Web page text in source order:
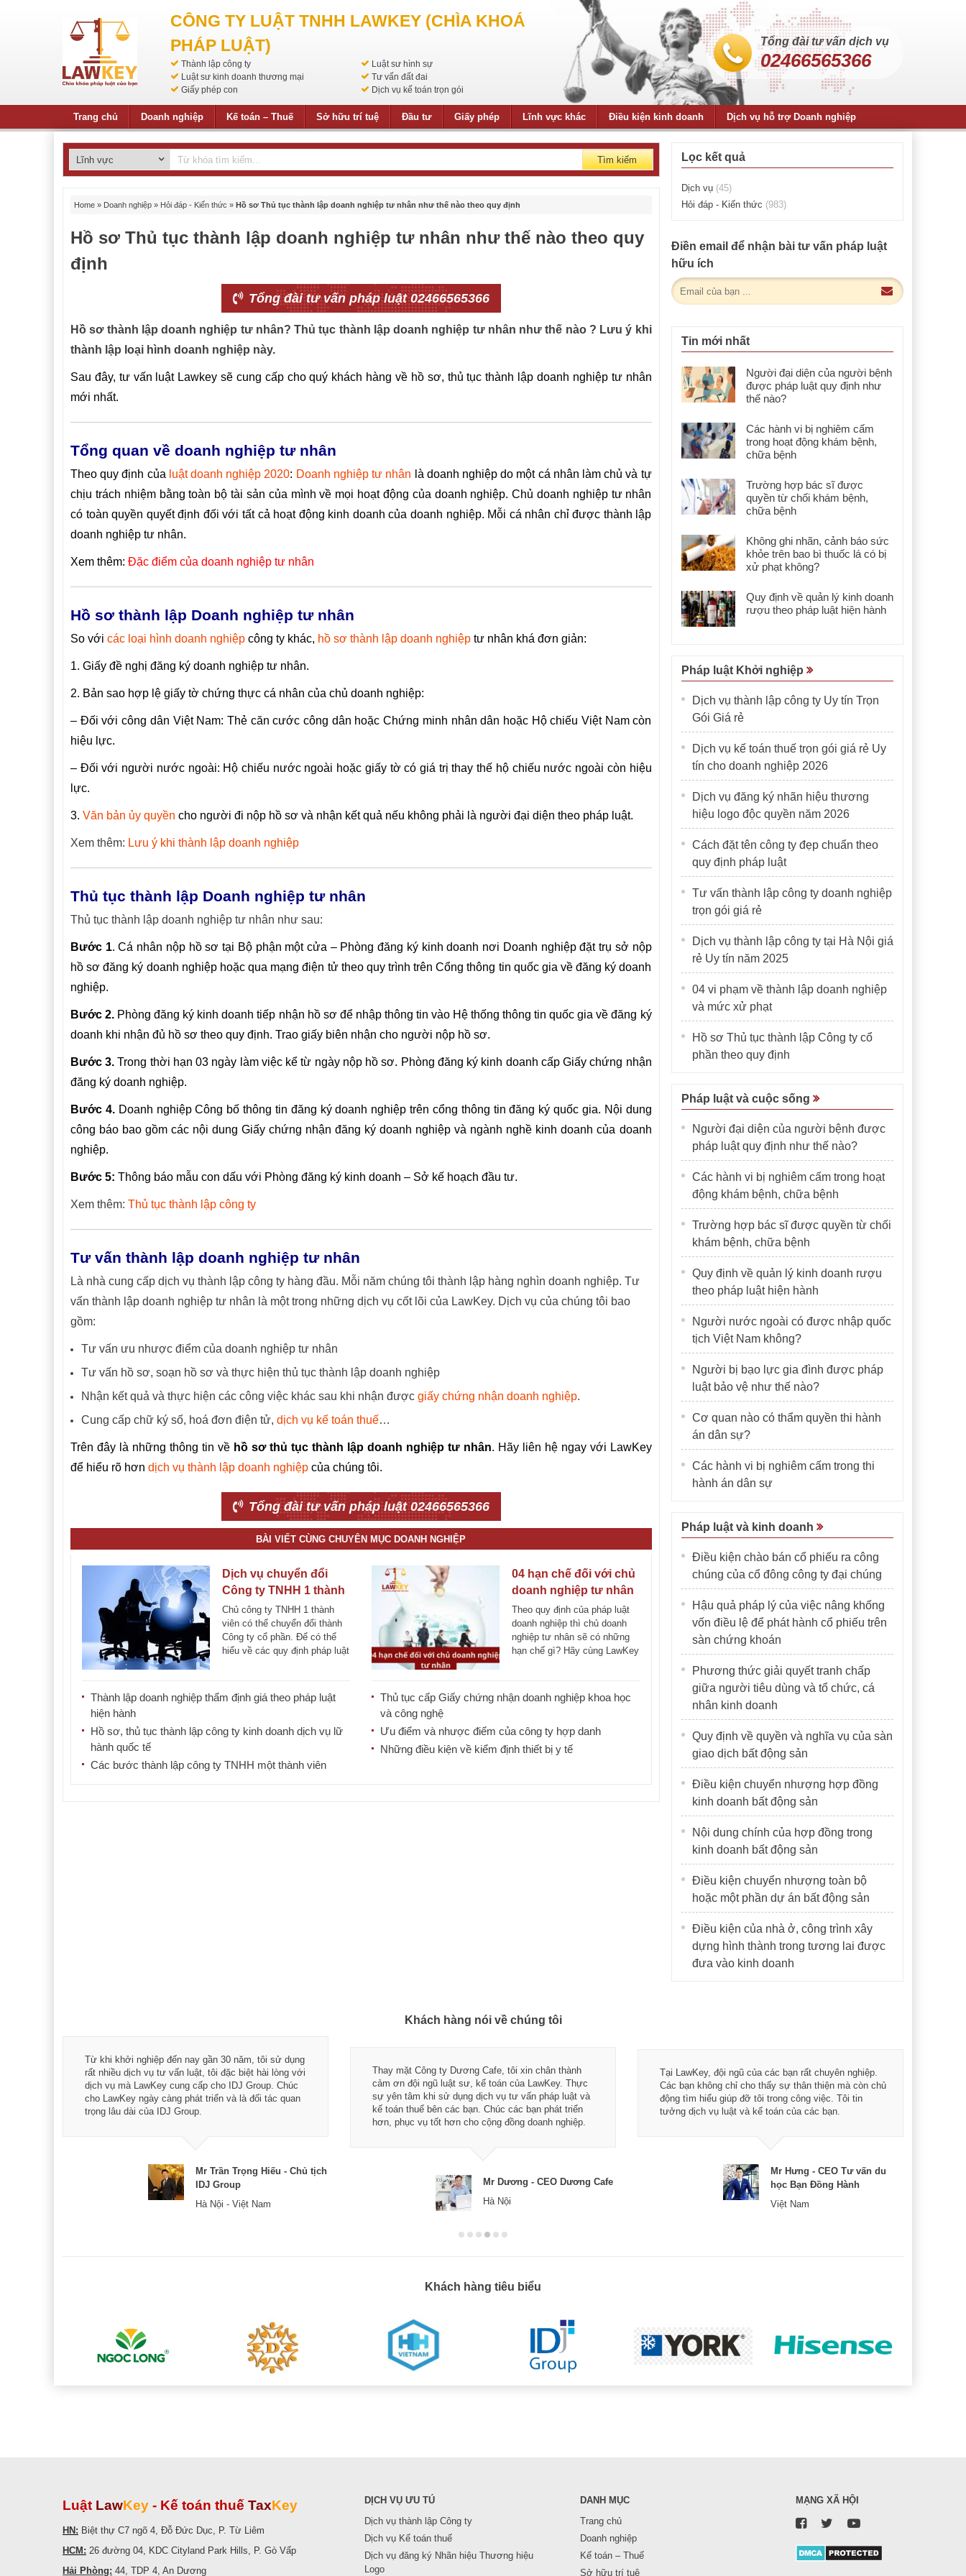
CÔNG TY LUẬT TNHH LAWKEY (CHÌA KHOÁ
PHÁP LUẬT)
Thành lập công ty
Luật sư hình sự
Luật sư kinh doanh thương mại
Tư vấn đất đai
Giấy phép con
Dịch vụ kế toán trọn gói
Tổng đài tư vấn dịch vụ
02466565366
Trang chủ Doanh nghiệp Kế toán – Thuế Sở hữu trí tuệ Đầu tư Giấy phép Lĩnh vực khác Điều kiện kinh doanh Dịch vụ hỗ trợ Doanh nghiệp
Tìm kiếm
Home » Doanh nghiệp » Hỏi đáp - Kiến thức » Hồ sơ Thủ tục thành lập doanh nghiệp tư nhân như thế nào theo quy định
Hồ sơ Thủ tục thành lập doanh nghiệp tư nhân như thế nào theo quy
định
Tổng đài tư vấn pháp luật 02466565366
Hồ sơ thành lập doanh nghiệp tư nhân? Thủ tục thành lập doanh nghiệp tư nhân như thế nào ? Lưu ý khi
thành lập loại hình doanh nghiệp này.
Sau đây, tư vấn luật Lawkey sẽ cung cấp cho quý khách hàng về hồ sơ, thủ tục thành lập doanh nghiệp tư nhân
mới nhất.
Tổng quan về doanh nghiệp tư nhân
Theo quy định của luật doanh nghiệp 2020: Doanh nghiệp tư nhân là doanh nghiệp do một cá nhân làm chủ và tự
chịu trách nhiệm bằng toàn bộ tài sản của mình về mọi hoạt động của doanh nghiệp. Chủ doanh nghiệp tư nhân
có toàn quyền quyết định đối với tất cả hoạt động kinh doanh của doanh nghiệp. Mỗi cá nhân chỉ được thành lập
doanh nghiệp tư nhân.
Xem thêm: Đặc điểm của doanh nghiệp tư nhân
Hồ sơ thành lập Doanh nghiệp tư nhân
So với các loại hình doanh nghiệp công ty khác, hồ sơ thành lập doanh nghiệp tư nhân khá đơn giản:
1. Giấy đề nghị đăng ký doanh nghiệp tư nhân.
2. Bản sao hợp lệ giấy tờ chứng thực cá nhân của chủ doanh nghiệp:
– Đối với công dân Việt Nam: Thẻ căn cước công dân hoặc Chứng minh nhân dân hoặc Hộ chiếu Việt Nam còn
hiệu lực.
– Đối với người nước ngoài: Hộ chiếu nước ngoài hoặc giấy tờ có giá trị thay thế hộ chiếu nước ngoài còn hiệu
lực.
3. Văn bản ủy quyền cho người đi nộp hồ sơ và nhận kết quả nếu không phải là người đại diện theo pháp luật.
Xem thêm: Lưu ý khi thành lập doanh nghiệp
Thủ tục thành lập Doanh nghiệp tư nhân
Thủ tục thành lập doanh nghiệp tư nhân như sau:
Bước 1. Cá nhân nộp hồ sơ tại Bộ phận một cửa – Phòng đăng ký kinh doanh nơi Doanh nghiệp đặt trụ sở nộp
hồ sơ đăng ký doanh nghiệp hoặc qua mạng điện tử theo quy trình trên Cổng thông tin quốc gia về đăng ký doanh
nghiệp.
Bước 2. Phòng đăng ký kinh doanh tiếp nhận hồ sơ để nhập thông tin vào Hệ thống thông tin quốc gia về đăng ký
doanh khi nhận đủ hồ sơ theo quy định. Trao giấy biên nhận cho người nộp hồ sơ.
Bước 3. Trong thời hạn 03 ngày làm việc kể từ ngày nộp hồ sơ. Phòng đăng ký kinh doanh cấp Giấy chứng nhận
đăng ký doanh nghiệp.
Bước 4.Doanh nghiệp Công bố thông tin đăng ký doanh nghiệp trên cổng thông tin đăng ký quốc gia. Nội dung
công báo bao gồm các nội dung Giấy chứng nhận đăng ký doanh nghiệp và ngành nghề kinh doanh của doanh
nghiệp.
Bước 5: Thông báo mẫu con dấu với Phòng đăng ký kinh doanh – Sở kế hoạch đầu tư.
Xem thêm: Thủ tục thành lập công ty
Tư vấn thành lập doanh nghiệp tư nhân
Là nhà cung cấp dịch vụ thành lập công ty hàng đầu. Mỗi năm chúng tôi thành lập hàng nghìn doanh nghiệp. Tư
vấn thành lập doanh nghiệp tư nhân là một trong những dịch vụ cốt lõi của LawKey. Dịch vụ của chúng tôi bao
gồm:
Tư vấn ưu nhược điểm của doanh nghiệp tư nhân
Tư vấn hồ sơ, soạn hồ sơ và thực hiện thủ tục thành lập doanh nghiệp
Nhận kết quả và thực hiện các công việc khác sau khi nhận được giấy chứng nhận doanh nghiệp.
Cung cấp chữ ký số, hoá đơn điện tử, dịch vụ kế toán thuế…
Trên đây là những thông tin về hồ sơ thủ tục thành lập doanh nghiệp tư nhân. Hãy liên hệ ngay với LawKey
để hiểu rõ hơn dịch vụ thành lập doanh nghiệp của chúng tôi.
Tổng đài tư vấn pháp luật 02466565366
BÀI VIẾT CÙNG CHUYÊN MỤC DOANH NGHIỆP
Dịch vụ chuyển đổi
Công ty TNHH 1 thành
viên thành Công ty cổ
phần
Chủ công ty TNHH 1 thành
viên có thể chuyển đổi thành
Công ty cổ phần. Để có thể
hiểu về các quy định pháp luật
Thành lập doanh nghiệp thẩm định giá theo pháp luật
hiện hành
Hồ sơ, thủ tục thành lập công ty kinh doanh dịch vụ lữ
hành quốc tế
Các bước thành lập công ty TNHH một thành viên
04 hạn chế đối với chủ
doanh nghiệp tư nhân
Theo quy định của pháp luật
doanh nghiệp thì chủ doanh
nghiệp tư nhân sẽ có những
hạn chế gì? Hãy cùng LawKey
Thủ tục cấp Giấy chứng nhận doanh nghiệp khoa học
và công nghệ
Ưu điểm và nhược điểm của công ty hợp danh
Những điều kiện về kiểm định thiết bị y tế
Lọc kết quả
Dịch vụ (45)
Hỏi đáp - Kiến thức (983)
Điền email để nhận bài tư vấn pháp luật
hữu ích
Tin mới nhất
Người đại diện của người bệnh
được pháp luật quy định như
thế nào?
Các hành vi bị nghiêm cấm
trong hoạt động khám bệnh,
chữa bệnh
Trường hợp bác sĩ được
quyền từ chối khám bệnh,
chữa bệnh
Không ghi nhãn, cảnh báo sức
khỏe trên bao bì thuốc lá có bị
xử phạt không?
Quy định về quản lý kinh doanh
rượu theo pháp luật hiện hành
Pháp luật Khởi nghiệp
Dịch vụ thành lập công ty Uy tín Trọn
Gói Giá rẻ
Dịch vụ kế toán thuế trọn gói giá rẻ Uy
tín cho doanh nghiệp 2026
Dịch vụ đăng ký nhãn hiệu thương
hiệu logo độc quyền năm 2026
Cách đặt tên công ty đẹp chuẩn theo
quy định pháp luật
Tư vấn thành lập công ty doanh nghiệp
trọn gói giá rẻ
Dịch vụ thành lập công ty tại Hà Nội giá
rẻ Uy tín năm 2025
04 vi phạm về thành lập doanh nghiệp
và mức xử phạt
Hồ sơ Thủ tục thành lập Công ty cổ
phần theo quy định
Pháp luật và cuộc sống
Người đại diện của người bệnh được
pháp luật quy định như thế nào?
Các hành vi bị nghiêm cấm trong hoạt
động khám bệnh, chữa bệnh
Trường hợp bác sĩ được quyền từ chối
khám bệnh, chữa bệnh
Quy định về quản lý kinh doanh rượu
theo pháp luật hiện hành
Người nước ngoài có được nhập quốc
tịch Việt Nam không?
Người bị bạo lực gia đình được pháp
luật bảo vệ như thế nào?
Cơ quan nào có thẩm quyền thi hành
án dân sự?
Các hành vi bị nghiêm cấm trong thi
hành án dân sự
Pháp luật và kinh doanh
Điều kiện chào bán cổ phiếu ra công
chúng của cổ đông công ty đại chúng
Hậu quả pháp lý của việc nâng khống
vốn điều lệ để phát hành cổ phiếu trên
sàn chứng khoán
Phương thức giải quyết tranh chấp
giữa người tiêu dùng và tổ chức, cá
nhân kinh doanh
Quy định về quyền và nghĩa vụ của sàn
giao dịch bất động sản
Điều kiện chuyển nhượng hợp đồng
kinh doanh bất động sản
Nội dung chính của hợp đồng trong
kinh doanh bất động sản
Điều kiện chuyển nhượng toàn bộ
hoặc một phần dự án bất động sản
Điều kiện của nhà ở, công trình xây
dựng hình thành trong tương lai được
đưa vào kinh doanh
Khách hàng nói về chúng tôi
Từ khi khởi nghiệp đến nay gần 30 năm, tôi sử dụng
rất nhiều dịch vụ tư vấn luật, tôi đặc biệt hài lòng với
dịch vụ mà LawKey cung cấp cho IDJ Group. Chúc
cho LawKey ngày càng phát triển và là đối tác quan
trọng lâu dài của IDJ Group.
Mr Trần Trọng Hiếu - Chủ tịch
IDJ Group
Hà Nội - Việt Nam
Thay mặt Công ty Dương Cafe, tôi xin chân thành
cảm ơn đội ngũ luật sư, kế toán của LawKey. Thực
sự yên tâm khi sử dụng dịch vụ tư vấn pháp luật và
kế toán thuế bên các bạn. Chúc các bạn phát triển
hơn, phục vụ tốt hơn cho cộng đồng doanh nghiệp.
Mr Dương - CEO Dương Cafe
Hà Nội
Tại LawKey, đội ngũ của các bạn rất chuyên nghiệp.
Các bạn không chỉ cho thấy sự thân thiện mà còn chủ
động tìm hiểu giúp đỡ tôi trong công việc. Tôi tin
tưởng dịch vụ luật và kế toán của các bạn.
Mr Hưng - CEO Tư vấn du
học Bạn Đồng Hành
Việt Nam
Khách hàng tiêu biểu
Luật LawKey - Kế toán thuế TaxKey
HN: Biệt thự C7 ngõ 4, Đỗ Đức Dục, P. Từ Liêm
HCM: 26 đường 04, KDC Cityland Park Hills, P. Gò Vấp
Hải Phòng: 44, TDP 4, An Dương
DỊCH VỤ ƯU TÚ
Dịch vụ thành lập Công ty
Dịch vụ Kế toán thuế
Dịch vụ đăng ký Nhãn hiệu Thương hiệu
Logo
DANH MỤC
Trang chủ
Doanh nghiệp
Kế toán – Thuế
Sở hữu trí tuệ
MẠNG XÃ HỘI